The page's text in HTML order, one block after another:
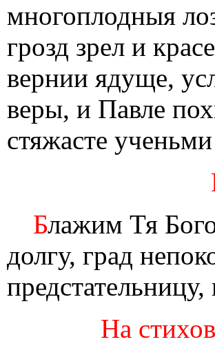
многоплодныя
грозд зрел и
вернии ядуще,
веры, и Павле
стяжасте
Блажим Тя
долгу, град
На